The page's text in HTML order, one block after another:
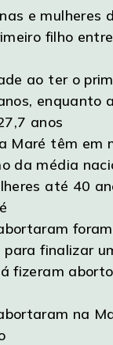
e mulheres
filho
ao ter o
enquanto
anos
Maré têm em
da média
até 40
foram
finalizar
fizeram
na